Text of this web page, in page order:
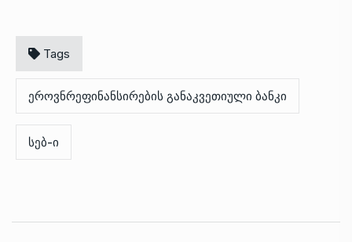
Tags
ეროვნრეფინანსირების განაკვეთიული ბანკი
სებ-ი